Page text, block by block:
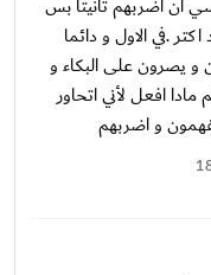
.في الاول و دائما
و يصرون على البكاء و
مادا افعل لأني اتحاور
و اضربهم